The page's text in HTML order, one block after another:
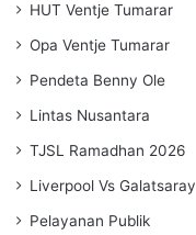
HUT Ventje Tumarar
Opa Ventje Tumarar
Pendeta Benny Ole
Lintas Nusantara
TJSL Ramadhan 2026
Liverpool Vs Galatsaray
Pelayanan Publik